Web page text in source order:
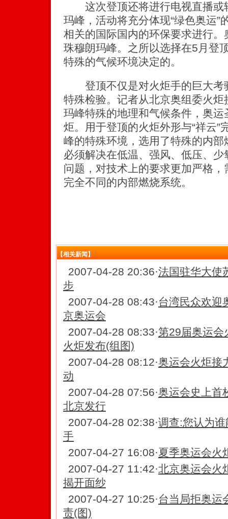
这次登顶还将进行电视直播或
玛峰，活动将充分体现“绿色奥运”
相关的国际国内的环保要求进行
珠穆朗玛峰。之所以选择在5月登
特殊的气候环境决定的。
登顶不仅是对火炬手的巨大考
特殊检验。记者从北京奥组委火
玛峰特殊的地理和气候条件，奥
炬。用于登顶的火炬外形与“祥云”
峰的特殊环境，选用了特殊的内
必须解决在低温、强风、低压、
问题，对技术上的要求更加严格
完全不同的内部燃烧系统。
【相关新闻】
2007-04-28 20:36·法国驻华大使
步
2007-04-28 08:43·台湾民众欢迎
京奥运会
2007-04-28 08:33·第29届奥运会
火炬发布(组图)
2007-04-28 08:12·奥运会火炬接
动
2007-04-28 07:56·奥运会史上首
北京发行
2007-04-28 02:38·调查:您认为
手
2007-04-27 16:08·夏季奥运会火
2007-04-27 11:42·北京奥运会火
揭开面纱
2007-04-27 10:25·台当局拒奥运
责(图)